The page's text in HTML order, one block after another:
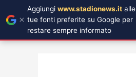
Aggiungi www.stadionews.it alle
tue fonti preferite su Google per
restare sempre informato